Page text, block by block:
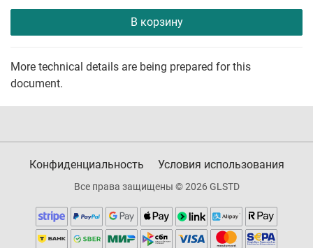
В корзину
More technical details are being prepared for this
document.
Конфиденциальность Условия использования
Все права защищены © 2026 GLSTD